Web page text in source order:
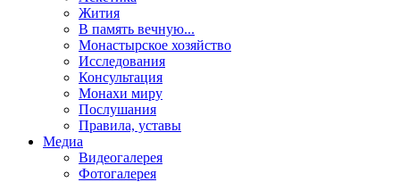
Жития
В память вечную...
Монастырское хозяйство
Исследования
Консультация
Монахи миру
Послушания
Правила, уставы
Медиа
Видеогалерея
Фотогалерея